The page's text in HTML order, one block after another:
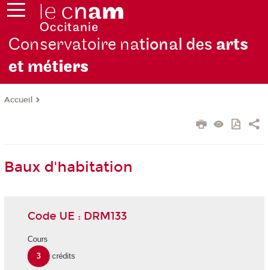
Conservatoire national des arts
et métiers
Accueil
Baux d'habitation
Code UE : DRM133
Cours
3
crédits